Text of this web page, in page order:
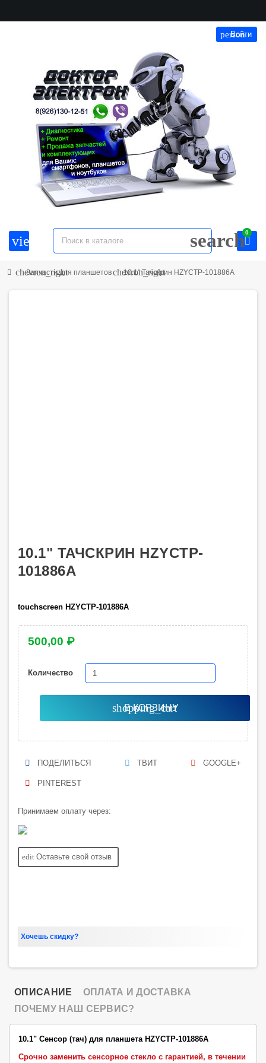
view_headline search
person
Войти
0
chevron_right
Запчасти для планшетовchevron_right
10.1" Тачскрин HZYCTP-101886A
10.1" ТАЧСКРИН HZYCTP-
101886A
touchscreen HZYCTP-101886A
500,00 ₽
Количество
shopping_cart
В КОРЗИНУ
ПОДЕЛИТЬСЯ ТВИТ GOOGLE+
PINTEREST
Принимаем оплату через:
edit Оставьте свой отзыв
Хочешь скидку?
ОПИСАНИЕ
ОПЛАТА И ДОСТАВКА
ПОЧЕМУ НАШ СЕРВИС?
10.1" Сенсор (тач) для планшета HZYCTP-101886A
Срочно заменить сенсорное стекло с гарантией, в течении